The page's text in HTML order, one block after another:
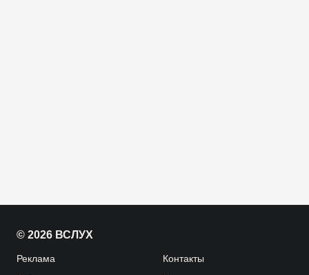
© 2026 ВСЛУХ
Реклама Контакты